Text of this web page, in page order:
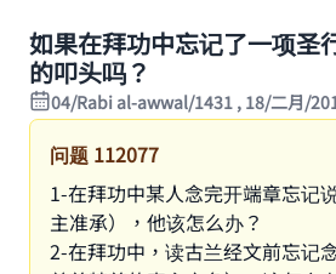
如果在拜功中忘记了一项圣
的叩头吗？
04/Rabi al-awwal/1431 , 18/二月/
问题 112077
1-在拜功中某人念完开端章忘
主准承），他该怎么办？
2-在拜功中，读古兰经文前忘